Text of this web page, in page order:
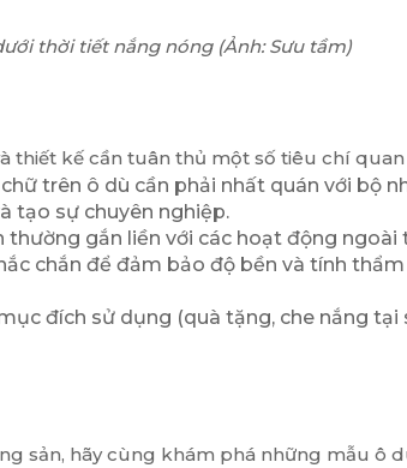
thời tiết nắng nóng (Ảnh: Sưu tầm)
thiết kế cần tuân thủ một số tiêu chí
trên ô dù cần phải nhất quán với bộ
tạo sự chuyên nghiệp.
thường gắn liền với các hoạt động ngoài
chắn để đảm bảo độ bền và tính
đích sử dụng (quà tặng, che nắng tại
sản, hãy cùng khám phá những mẫu ô